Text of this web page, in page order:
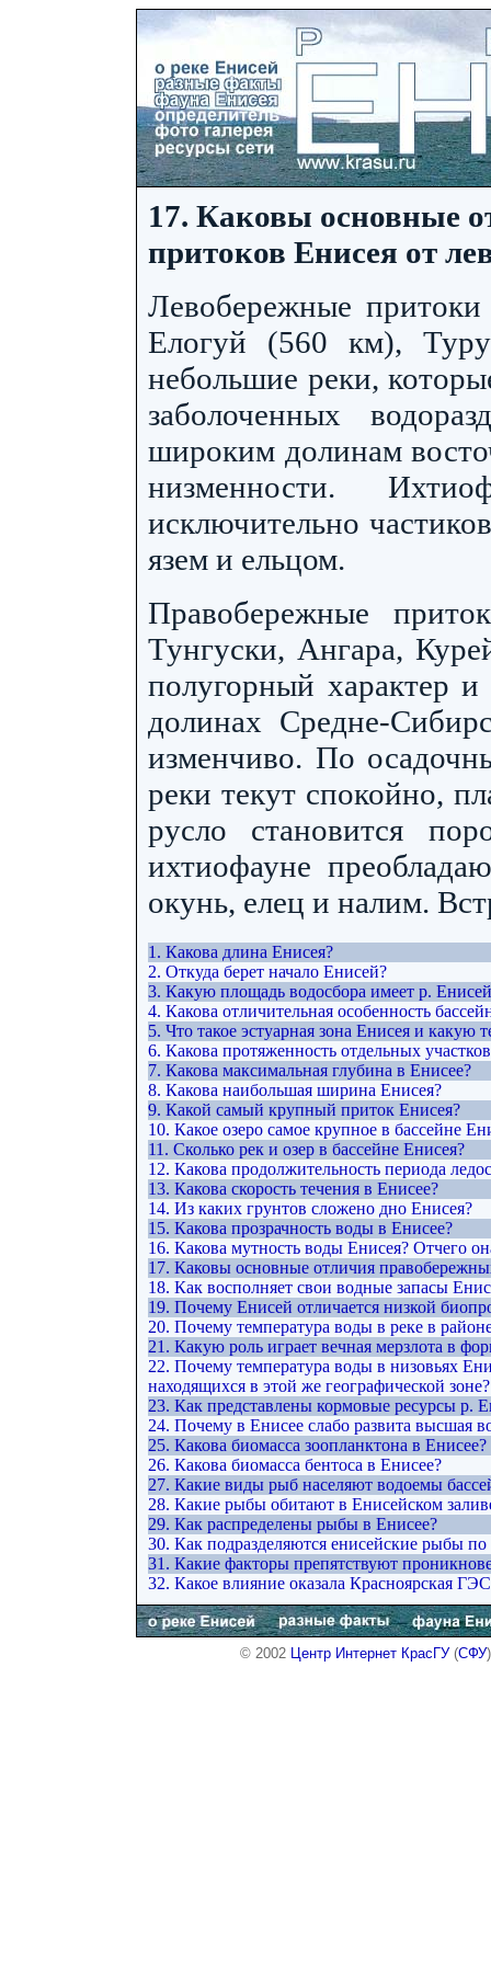
17. Каковы основные
притоков Енисея от
Левобережные
Елогуй (560 км),
небольшие реки,
заболоченных
широким долинам
низменности.
исключительно
язем и ельцом.
Правобережные
Тунгуски, Ангара,
полугорный характер
долинах Средне-
изменчиво. По
реки текут спокойно,
русло становится
ихтиофауне
окунь, елец и налим.
1. Какова длина Енисея?
2. Откуда берет начало Енисей?
3. Какую площадь водосбора имеет р.
4. Какова отличительная особенность
5. Что такое эстуарная зона Енисея и какую
6. Какова протяженность отдельных
7. Какова максимальная глубина в Енисее?
8. Какова наибольшая ширина Енисея?
9. Какой самый крупный приток Енисея?
10. Какое озеро самое крупное в бассейне
11. Сколько рек и озер в бассейне Енисея?
12. Какова продолжительность периода
13. Какова скорость течения в Енисее?
14. Из каких грунтов сложено дно Енисея?
15. Какова прозрачность воды в Енисее?
16. Какова мутность воды Енисея? Отчего
17. Каковы основные отличия
18. Как восполняет свои водные запасы
19. Почему Енисей отличается низкой
20. Почему температура воды в реке в
21. Какую роль играет вечная мерзлота в
22. Почему температура воды в низовьях
находящихся в этой же географической зоне?
23. Как представлены кормовые ресурсы р.
24. Почему в Енисее слабо развита высшая
25. Какова биомасса зоопланктона в Енисее?
26. Какова биомасса бентоса в Енисее?
27. Какие виды рыб населяют водоемы
28. Какие рыбы обитают в Енисейском
29. Как распределены рыбы в Енисее?
30. Как подразделяются енисейские рыбы
31. Какие факторы препятствуют
32. Какое влияние оказала Красноярская
© 2002 Центр Интернет КрасГУ(СФУ